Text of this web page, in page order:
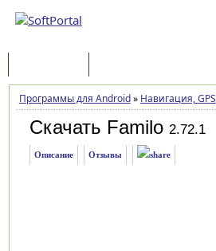
Программы для Android» Навигация, GPS
Скачать Familo 2.72.1
Описание Отзывы